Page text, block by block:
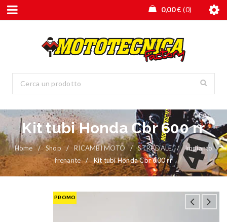
0,00€ 0
Kit tubi Honda Cbr 600 rr
Home / Shop / RICAMBI MOTO / STRADALE /
Impianto
frenante
/ Kit tubi Honda Cbr 600 rr
PROMO